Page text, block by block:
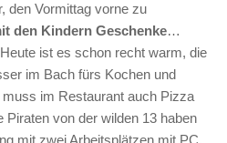
den Vormittag vorne zu
den Kindern Geschenke…
ist es schon recht warm, die
im Bach fürs Kochen und
im Restaurant auch Pizza
Piraten von der wilden 13 haben
mit zwei Arbeitsplätzen mit PC,